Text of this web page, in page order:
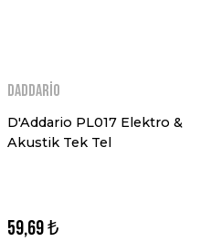
Daddario
D'Addario PL017 Elektro &
Akustik Tek Tel
59,69 ₺